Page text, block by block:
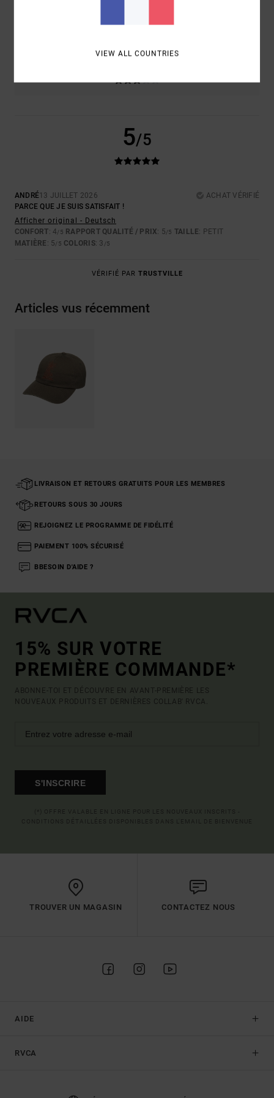
TROP GRAND
5/5
ANDRÉ13 JUILLET 2026
ACHAT VÉRIFIÉ
PARCE QUE JE SUIS SATISFAIT !
Afficher original - Deutsch
CONFORT: 4/5 RAPPORT QUALITÉ / PRIX: 5/5 TAILLE: PETIT
MATIÈRE : 5/5 COLORIS: 3 /5
VÉRIFIÉ PAR TRUSTVILLE
Articles vus récemment
LIVRAISON ET RETOURS GRATUITS POUR LES MEMBRES
RETOURS SOUS 30 JOURS
REJOIGNEZ LE PROGRAMME DE FIDÉLITÉ
PAIEMENT 100% SÉCURISÉ
BBESOIN D'AIDE ?
15% SUR VOTRE
PREMIÈRE COMMANDE*
ABONNE-TOI ET DÉCOUVRE EN AVANT-PREMIÈRE LES
NOUVEAUX PRODUITS ET DERNIÈRES COLLAB' RVCA.
S'INSCRIRE
TROUVER UN MAGASIN CONTACTEZ NOUS
AIDE
RVCA
VIEW ALL COUNTRIES